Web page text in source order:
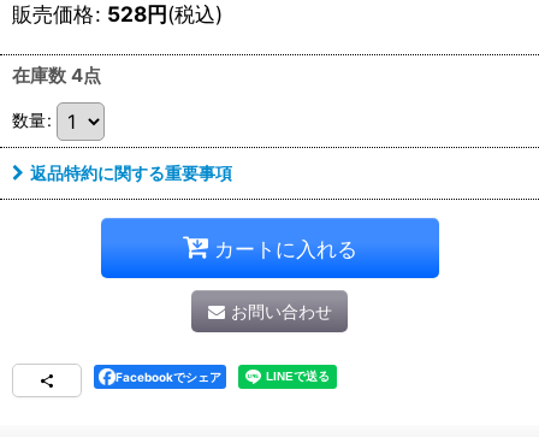
販売価格: 528円(税込)
在庫数 4点
数量:
返品特約に関する重要事項
カートに入れる
お問い合わせ
Facebookでシェア